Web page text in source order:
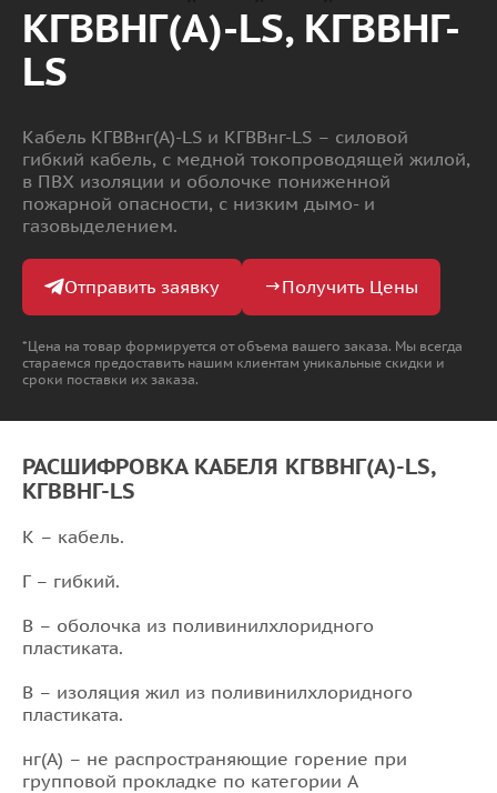
КГВВНГ(А)-LS, КГВВНГ-
LS
Кабель КГВВнг(А)-LS и КГВВнг-LS – силовой
гибкий кабель, с медной токопроводящей жилой,
в ПВХ изоляции и оболочке пониженной
пожарной опасности, с низким дымо- и
газовыделением.
Отправить заявку Получить Цены
*Цена на товар формируется от объема вашего заказа. Мы всегда
стараемся предоставить нашим клиентам уникальные скидки и
сроки поставки их заказа.
РАСШИФРОВКА КАБЕЛЯ КГВВНГ(А)-LS,
КГВВНГ-LS
К – кабель.
Г – гибкий.
В – оболочка из поливинилхлоридного
пластиката.
В – изоляция жил из поливинилхлоридного
пластиката.
нг(A) – не распространяющие горение при
групповой прокладке по категории A